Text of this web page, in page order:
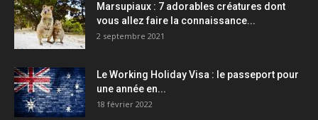
Marsupiaux : 7 adorables créatures dont
vous allez faire la connaissance...
2 septembre 2021
Le Working Holiday Visa : le passeport pour
une année en...
18 février 2022